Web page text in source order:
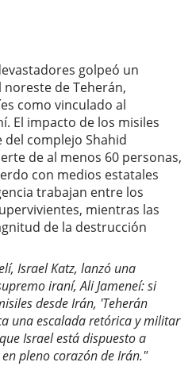
golpeó un
de Teherán,
como vinculado al
El impacto de los misiles
complejo Shahid
de al menos 60 personas,
con medios estatales
trabajan entre los
mientras las
de la destrucción
Israel Katz, lanzó una
iraní, Ali Jameneí: si
desde Irán, 'Teherán
una escalada retórica y militar
Israel está dispuesto a
pleno corazón de Irán."